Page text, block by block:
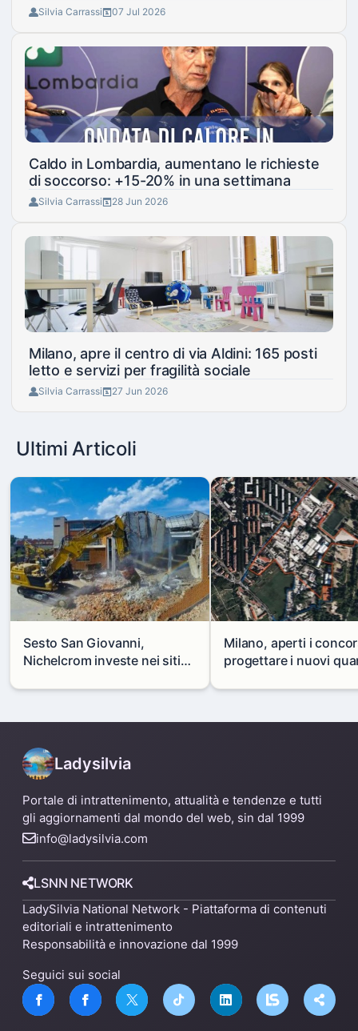
Silvia Carrassi 07 Jul 2026
Caldo in Lombardia, aumentano le richieste
di soccorso: +15-20% in una settimana
Silvia Carrassi 28 Jun 2026
Milano, apre il centro di via Aldini: 165 posti
letto e servizi per fragilità sociale
Silvia Carrassi 27 Jun 2026
Ultimi Articoli
Sesto San Giovanni,
Nichelcrom investe nei siti
capannone per fare spazio a
Milano, aperti i
progettare i nuovi
Mare
Ladysilvia
Portale di intrattenimento, attualità e tendenze e tutti
gli aggiornamenti dal mondo del web, sin dal 1999
info@ladysilvia.com
LSNN NETWORK
LadySilvia National Network - Piattaforma di contenuti
editoriali e intrattenimento
Responsabilità e innovazione dal 1999
Seguici sui social